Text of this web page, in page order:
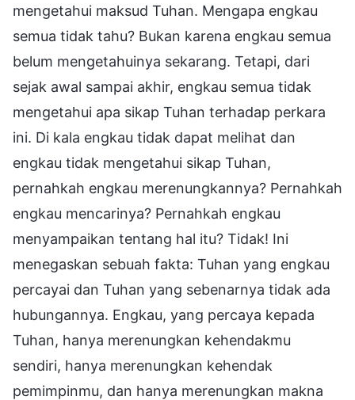
mengetahui maksud Tuhan. Mengapa engkau
semua tidak tahu? Bukan karena engkau semua
belum mengetahuinya sekarang. Tetapi, dari
sejak awal sampai akhir, engkau semua tidak
mengetahui apa sikap Tuhan terhadap perkara
ini. Di kala engkau tidak dapat melihat dan
engkau tidak mengetahui sikap Tuhan,
pernahkah engkau merenungkannya? Pernahkah
engkau mencarinya? Pernahkah engkau
menyampaikan tentang hal itu? Tidak! Ini
menegaskan sebuah fakta: Tuhan yang engkau
percayai dan Tuhan yang sebenarnya tidak ada
hubungannya. Engkau, yang percaya kepada
Tuhan, hanya merenungkan kehendakmu
sendiri, hanya merenungkan kehendak
pemimpinmu, dan hanya merenungkan makna